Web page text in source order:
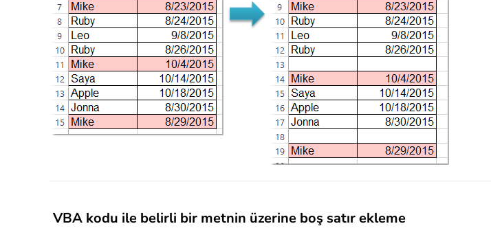
VBA kodu ile belirli bir metnin üzerine boş satır ekleme